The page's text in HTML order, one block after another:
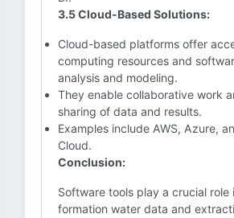
3.5 Cloud-Based Solutions:
Cloud-based platforms offer
computing resources and
analysis and modeling.
They enable collaborative work
sharing of data and results.
Examples include AWS, Azure,
Cloud.
Conclusion:
Software tools play a crucial role
formation water data and